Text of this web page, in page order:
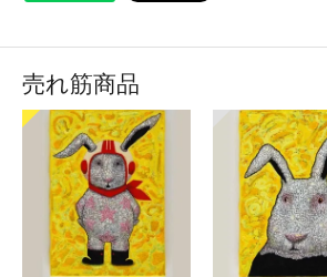
売れ筋商品